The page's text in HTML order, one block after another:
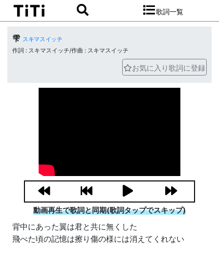
歌詞一覧
雫 スキマスイッチ
作詞 : スキマスイッチ/作曲 : スキマスイッチ
お気に入り歌詞に登録
動画再生で歌詞と同期(歌詞タップでスキップ)
背中にあった翼は君と共に無くした
飛べた頃の記憶は擦り傷の様には消えてくれない